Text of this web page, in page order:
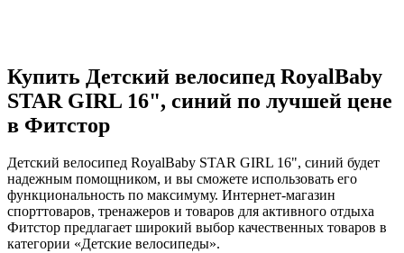
Купить Детский велосипед RoyalBaby
STAR GIRL 16", синий по лучшей цене
в Фитстор
Детский велосипед RoyalBaby STAR GIRL 16", синий будет
надежным помощником, и вы сможете использовать его
функциональность по максимуму. Интернет-магазин
спорттоваров, тренажеров и товаров для активного отдыха
Фитстор предлагает широкий выбор качественных товаров в
категории «Детские велосипеды».